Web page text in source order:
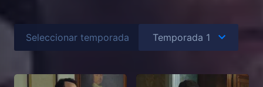
Seleccionar temporada